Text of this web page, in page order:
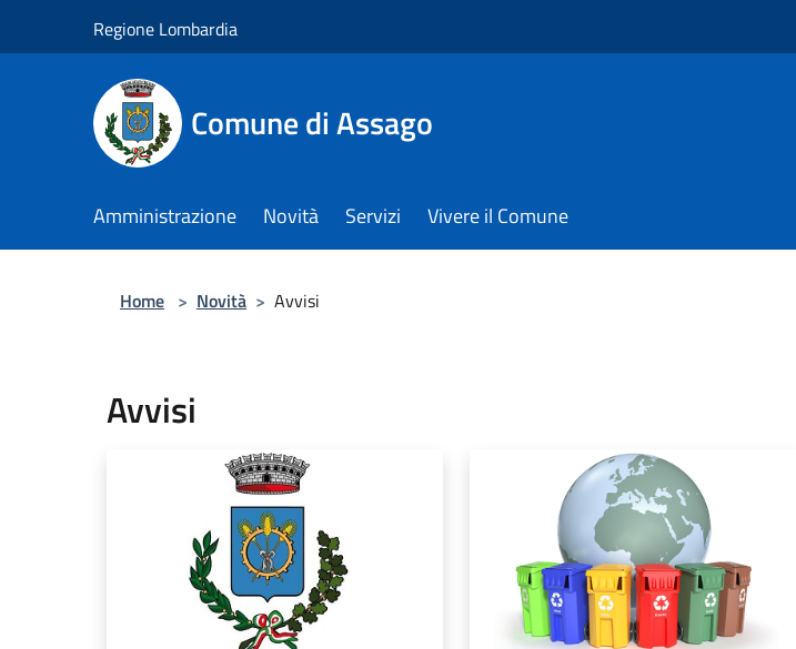
Regione Lombardia
Comune di Assago
Amministrazione Novità Servizi Vivere il Comune
Home > Novità > Avvisi
Avvisi